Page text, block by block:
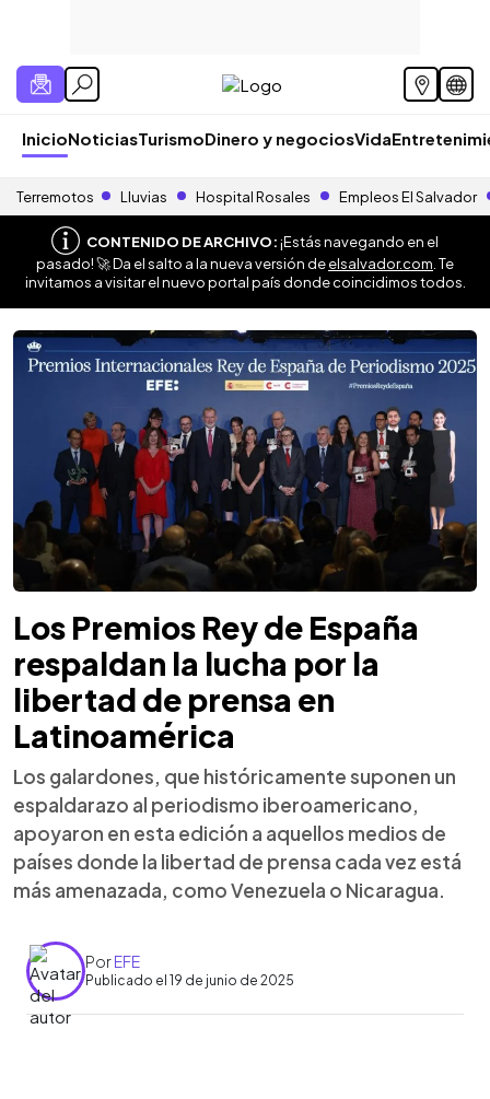
InicioNoticiasTurismoDinero y negociosVida
Terremotos Lluvias Hospital Rosales Empleos El Salvador
CONTENIDO DE ARCHIVO:¡Estás navegando en el
pasado! 🚀 Da el salto a la nueva versión deelsalvador.com . Te
invitamos a visitar el nuevo portal país donde coincidimos todos.
Los Premios Rey de España
respaldan la lucha por la
libertad de prensa en
Latinoamérica
Los galardones, que históricamente suponen un
espaldarazo al periodismo iberoamericano,
apoyaron en esta edición a aquellos medios de
países donde la libertad de prensa cada vez está
más amenazada, como Venezuela o Nicaragua.
PorEFE
Publicado el 19 de junio de 2025